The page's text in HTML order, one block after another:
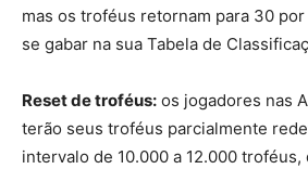
mas os troféus retornam para 30
se gabar na sua Tabela de
Reset de troféus: os jogadores nas
terão seus troféus parcialmente
intervalo de 10.000 a 12.000